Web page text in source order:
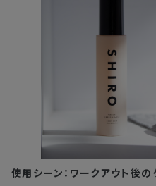
使用シーン：ワークアウト後の